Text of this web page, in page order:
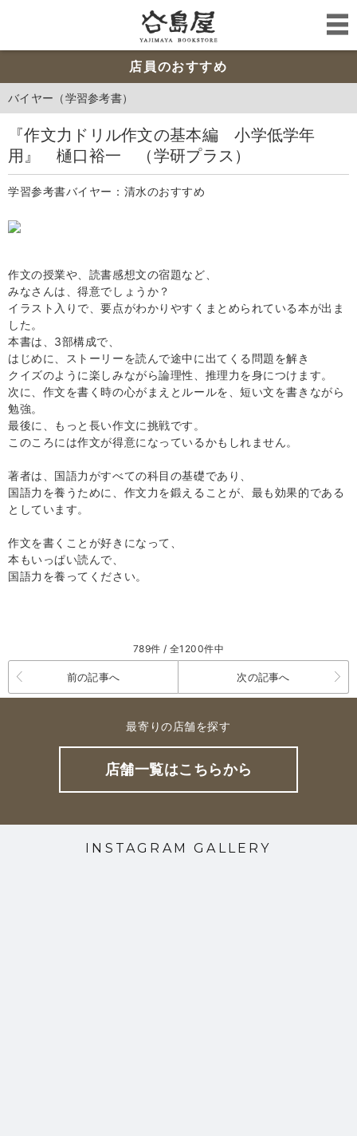
店員のおすすめ
バイヤー（学習参考書）
『作文力ドリル作文の基本編 小学低学年
用』 樋口裕一 （学研プラス）
学習参考書バイヤー：清水のおすすめ
作文の授業や、読書感想文の宿題など、
みなさんは、得意でしょうか？
イラスト入りで、要点がわかりやすくまとめられている本が出ま
した。
本書は、3部構成で、
はじめに、ストーリーを読んで途中に出てくる問題を解き
クイズのように楽しみながら論理性、推理力を身につけます。
次に、作文を書く時の心がまえとルールを、短い文を書きながら
勉強。
最後に、もっと長い作文に挑戦です。
このころには作文が得意になっているかもしれません。
著者は、国語力がすべての科目の基礎であり、
国語力を養うために、作文力を鍛えることが、最も効果的である
としています。
作文を書くことが好きになって、
本もいっぱい読んで、
国語力を養ってください。
789件 / 全1200件中
前の記事へ 次の記事へ
最寄りの店舗を探す
店舗一覧はこちらから
INSTAGRAM GALLERY